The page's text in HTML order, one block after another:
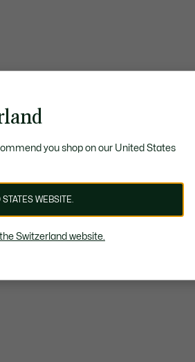
you shop on our United States
WEBSITE.
Switzerland website.